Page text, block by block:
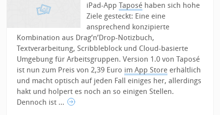
iPad-AppTaposé haben sich hohe
Ziele gesteckt: Eine eine
ansprechend konzipierte
Kombination aus Drag’n’Drop-Notizbuch,
Textverarbeitung, Scribbleblock und Cloud-basierte
Umgebung für Arbeitsgruppen. Version 1.0 von Taposé
ist nun zum Preis von 2,39 Euro im App Store erhältlich
und macht optisch auf jeden Fall einiges her, allerdings
hakt und holpert es noch an so einigen Stellen.
Dennoch ist ...